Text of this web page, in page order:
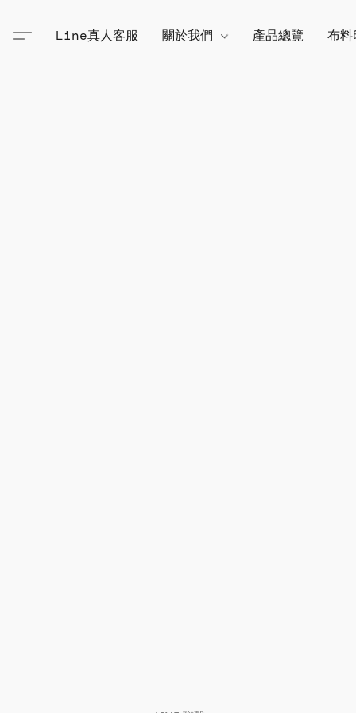
Line真人客服 關於我們 產品總覽 布